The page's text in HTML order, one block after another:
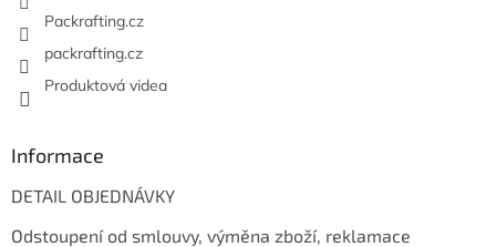
Packrafting.cz
packrafting.cz
Produktová videa
Informace
DETAIL OBJEDNÁVKY
Odstoupení od smlouvy, výměna zboží, reklamace